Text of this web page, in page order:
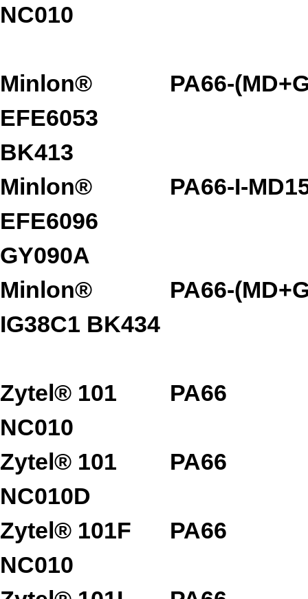
NC010
Minlon®
EFE6053
BK413
PA66-
Minlon®
EFE6096
GY090A
PA66-I-
Minlon®
IG38C1 BK434
PA66-
Zytel® 101
NC010
PA66
Zytel® 101
NC010D
PA66
Zytel® 101F
NC010
PA66